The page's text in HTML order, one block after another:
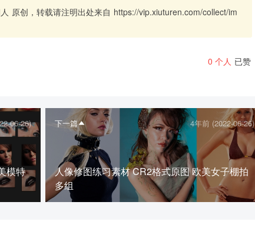
原创，转载请注明出处来自 https://vip.xiuturen.com/collect/im
0 个人 已赞
06-26)
模特
下一篇 4年前 (2022-06-26)
人像修图练习素材 CR2格式原图 欧美女子棚拍
多组